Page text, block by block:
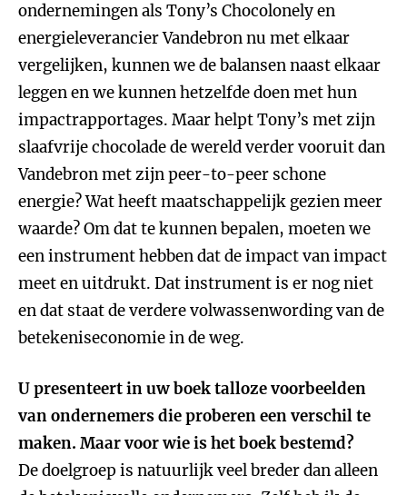
ondernemingen als Tony’s Chocolonely en
energieleverancier Vandebron nu met elkaar
vergelijken, kunnen we de balansen naast elkaar
leggen en we kunnen hetzelfde doen met hun
impactrapportages. Maar helpt Tony’s met zijn
slaafvrije chocolade de wereld verder vooruit dan
Vandebron met zijn peer-to-peer schone
energie? Wat heeft maatschappelijk gezien meer
waarde? Om dat te kunnen bepalen, moeten we
een instrument hebben dat de impact van impact
meet en uitdrukt. Dat instrument is er nog niet
en dat staat de verdere volwassenwording van de
betekeniseconomie in de weg.
U presenteert in uw boek talloze voorbeelden
van ondernemers die proberen een verschil te
maken. Maar voor wie is het boek bestemd?
De doelgroep is natuurlijk veel breder dan alleen